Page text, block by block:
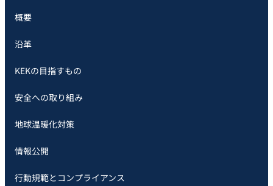
概要
沿革
KEKの目指すもの
安全への取り組み
地球温暖化対策
情報公開
行動規範とコンプライアンス